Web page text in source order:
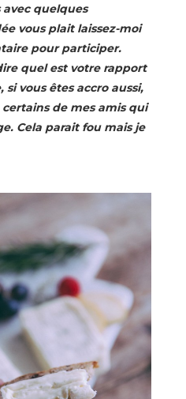
quelques
vous plait laissez-moi
pour participer.
quel est votre rapport
si vous êtes accro aussi,
de mes amis qui
Cela parait fou mais je